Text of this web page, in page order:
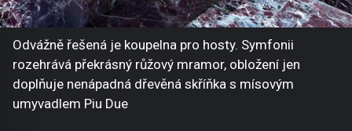
Odvážně řešená je koupelna pro hosty. Symfonii
rozehrává překrásný růžový mramor, obložení jen
doplňuje nenápadná dřevěná skříňka s mísovým
umyvadlem Piu Due